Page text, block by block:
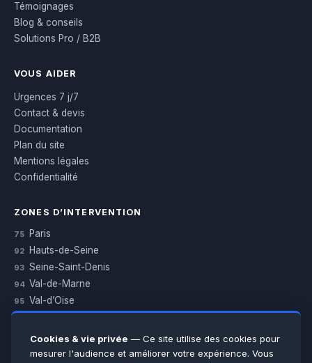
Témoignages
Blog & conseils
Solutions Pro / B2B
VOUS AIDER
Urgences 7 j/7
Contact & devis
Documentation
Plan du site
Mentions légales
Confidentialité
ZONES D’INTERVENTION
75 Paris
92 Hauts-de-Seine
93 Seine-Saint-Denis
94 Val-de-Marne
95 Val-d’Oise
Essonne
Seine-et-Marne
Cookies & vie privée — Ce site utilise des cookies pour
mesurer l'audience et améliorer votre expérience. Vous